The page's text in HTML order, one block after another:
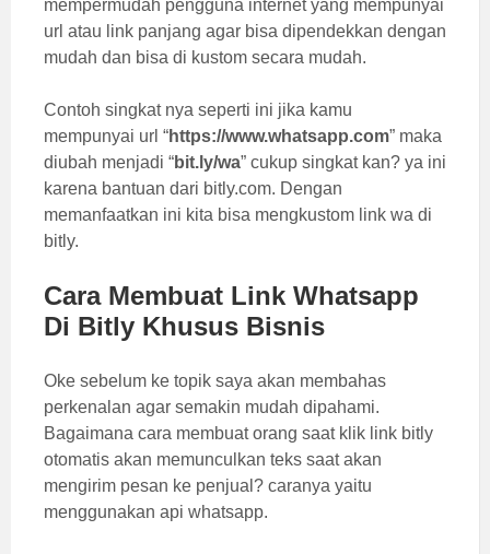
mempermudah pengguna internet yang mempunyai
url atau link panjang agar bisa dipendekkan dengan
mudah dan bisa di kustom secara mudah.
Contoh singkat nya seperti ini jika kamu
mempunyai url “https://www.whatsapp.com” maka
diubah menjadi “bit.ly/wa” cukup singkat kan? ya ini
karena bantuan dari bitly.com. Dengan
memanfaatkan ini kita bisa mengkustom link wa di
bitly.
Cara Membuat Link Whatsapp
Di Bitly Khusus Bisnis
Oke sebelum ke topik saya akan membahas
perkenalan agar semakin mudah dipahami.
Bagaimana cara membuat orang saat klik link bitly
otomatis akan memunculkan teks saat akan
mengirim pesan ke penjual? caranya yaitu
menggunakan api whatsapp.